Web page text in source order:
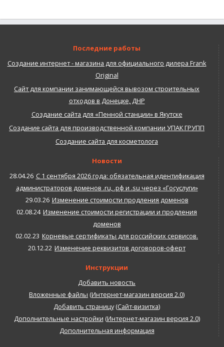
Последние работы
Создание интернет - магазина для официального дилера Frank
Original
Сайт для компании занимающейся вывозом строительных
отходов в Донецке, ДНР
Создание сайта для «Пенной станции» в Якутске
Создание сайта для производственной компании УПАК ГРУПП
Создание сайта для косметолога
Новости
28.04.26 С 1 сентября 2026 года: обязательная идентификация
администраторов доменов .ru, .рф и .su через «Госуслуги»
29.03.26 Изменение стоимости продления доменов
02.08.24 Изменение стоимости регистрации и продления
доменов
02.02.23 Корневые сертификаты для российских сервисов.
20.12.22 Изменение реквизитов договоров-оферт
Инструкции
Добавить новость
Вложенные файлы (Интернет-магазин версия 2.0)
Добавить страницу(Сайт-визитка)
Дополнительные настройки (Интернет-магазин версия 2.0)
Дополнительная информация